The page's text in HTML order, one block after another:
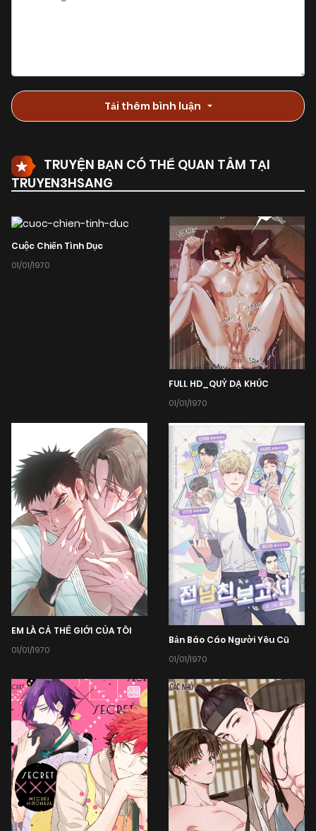
Tải thêm bình luận
TRUYỆN BẠN CÓ THỂ QUAN TÂM TẠI
TRUYEN3HSANG
Cuộc Chiến Tình Dục
01/01/1970
FULL HD_QUỶ DẠ KHÚC
01/01/1970
EM LÀ CẢ THẾ GIỚI CỦA TÔI
01/01/1970
Bản Báo Cáo Người Yêu Cũ
01/01/1970